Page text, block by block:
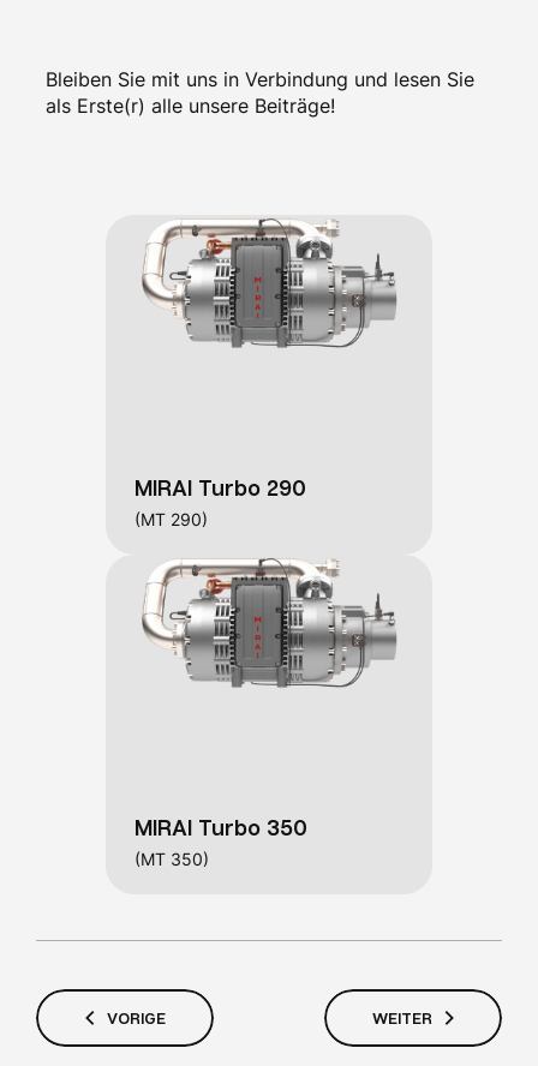
Bleiben Sie mit uns in Verbindung und lesen Sie
als Erste(r) alle unsere Beiträge!
MIRAI Turbo 290
(MT 290)
MIRAI Turbo 350
(MT 350)
VORIGE WEITER